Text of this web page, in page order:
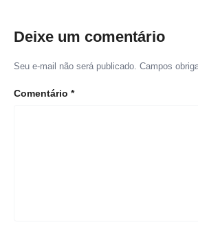
Deixe um comentário
Seu e-mail não será publicado. Campos
Comentário *